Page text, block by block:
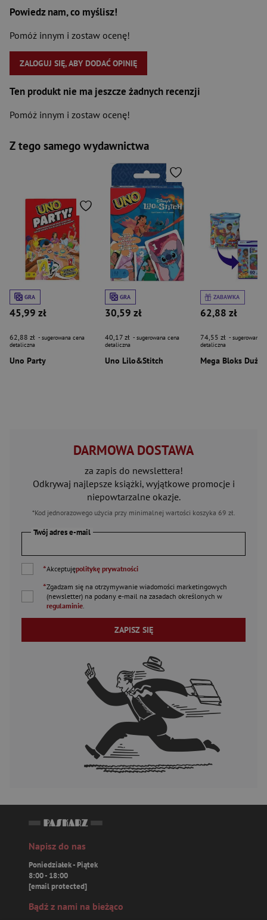
Powiedz nam, co myślisz!
Pomóż innym i zostaw ocenę!
ZALOGUJ SIĘ, ABY DODAĆ OPINIĘ
Ten produkt nie ma jeszcze żadnych recenzji
Pomóż innym i zostaw ocenę!
Z tego samego wydawnictwa
GRA
45,99 zł
62,88 zł - sugerowana cena
detaliczna
Uno Party
GRA
30,59 zł
40,17 zł - sugerowana cena
detaliczna
Uno Lilo&Stitch
ZABAWKA
62,88 zł
74,55 zł - sugerowana
detaliczna
DARMOWA DOSTAWA
za zapis do newslettera!
Odkrywaj najlepsze książki, wyjątkowe promocje i
niepowtarzalne okazje.
*Kod jednorazowego użycia przy minimalnej wartości koszyka 69 zł.
Twój adres e-mail
*Akceptujępolitykę prywatności
*Zgadzam się na otrzymywanie wiadomości marketingowych
(newsletter) na podany e-mail na zasadach określonych w
regulaminie.
ZAPISZ SIĘ
Napisz do nas
Poniedziałek - Piątek
8:00 - 18:00
[email protected]
Bądź z nami na bieżąco